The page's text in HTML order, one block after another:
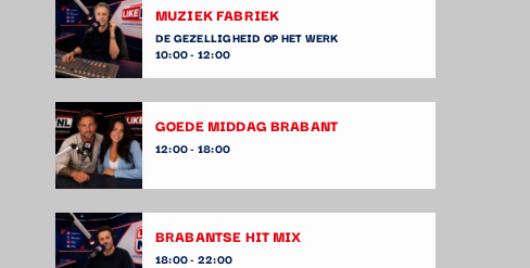
MUZIEK FABRIEK
DE GEZELLIGHEID OP HET WERK
10:00 - 12:00
GOEDE MIDDAG BRABANT
12:00 - 18:00
BRABANTSE HIT MIX
18:00 - 22:00